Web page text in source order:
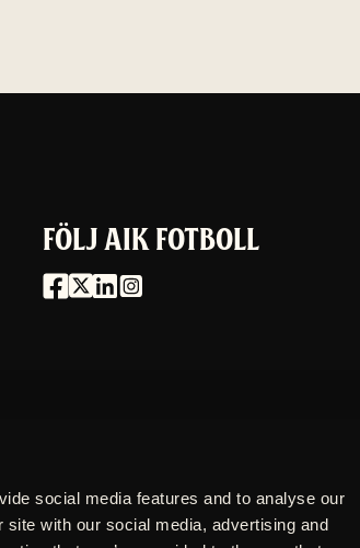
social media features and to analyse our
with our social media, advertising and
FÖLJ AIK FOTBOLL